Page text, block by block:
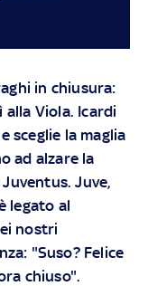
in chiusura:
Viola. Icardi
sceglie la maglia
ad alzare la
Juve,
legato al
nostri
"Suso? Felice
chiuso".